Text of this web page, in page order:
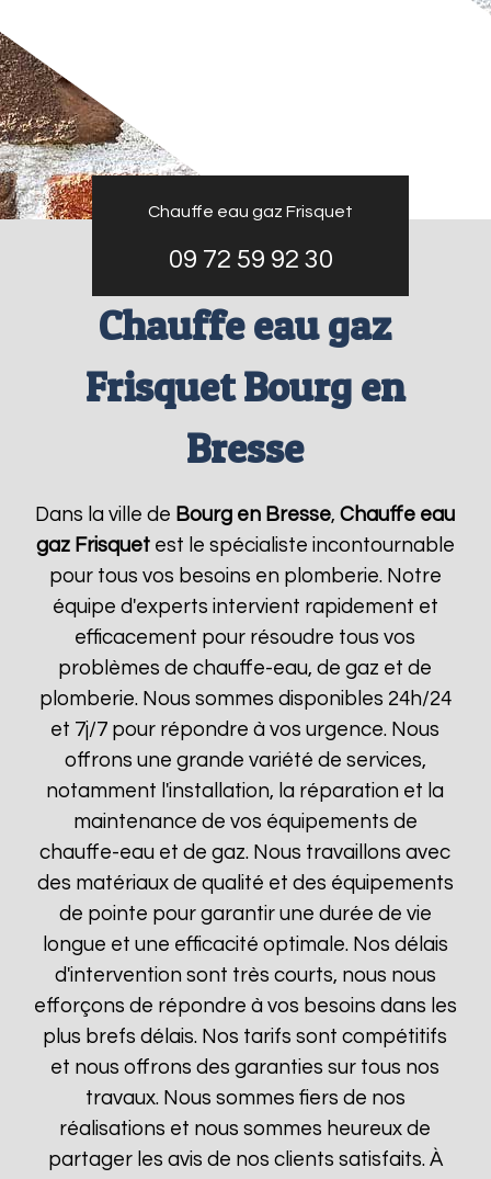
Chauffe eau gaz Frisquet
09 72 59 92 30
Chauffe eau gaz
Frisquet Bourg en
Bresse
Dans la ville de Bourg en Bresse,Chauffe eau
gaz Frisquetest le spécialiste incontournable
pour tous vos besoins en plomberie. Notre
équipe d'experts intervient rapidement et
efficacement pour résoudre tous vos
problèmes de chauffe-eau, de gaz et de
plomberie. Nous sommes disponibles 24h/24
et 7j/7 pour répondre à vos urgence. Nous
offrons une grande variété de services,
notamment l'installation, la réparation et la
maintenance de vos équipements de
chauffe-eau et de gaz. Nous travaillons avec
des matériaux de qualité et des équipements
de pointe pour garantir une durée de vie
longue et une efficacité optimale. Nos délais
d'intervention sont très courts, nous nous
efforçons de répondre à vos besoins dans les
plus brefs délais. Nos tarifs sont compétitifs
et nous offrons des garanties sur tous nos
travaux. Nous sommes fiers de nos
réalisations et nous sommes heureux de
partager les avis de nos clients satisfaits. À